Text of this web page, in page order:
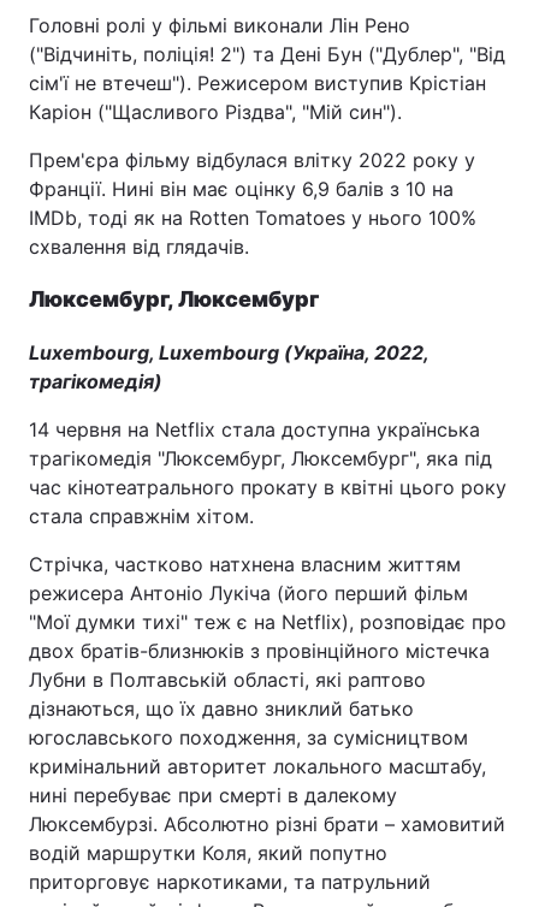
Головні ролі у фільмі виконали Лін Рено
("Відчиніть, поліція! 2") та Дені Бун ("Дублер", "Від
сім'ї не втечеш"). Режисером виступив Крістіан
Каріон ("Щасливого Різдва", "Мій син").
Прем'єра фільму відбулася влітку 2022 року у
Франції. Нині він має оцінку 6,9 балів з 10 на
IMDb, тоді як на Rotten Tomatoes у нього 100%
схвалення від глядачів.
Люксембург, Люксембург
Luxembourg, Luxembourg (Україна, 2022,
трагікомедія)
14 червня на Netflix стала доступна українська
трагікомедія "Люксембург, Люксембург", яка під
час кінотеатрального прокату в квітні цього року
стала справжнім хітом.
Стрічка, частково натхнена власним життям
режисера Антоніо Лукіча (його перший фільм
"Мої думки тихі" теж є на Netflix), розповідає про
двох братів-близнюків з провінційного містечка
Лубни в Полтавській області, які раптово
дізнаються, що їх давно зниклий батько
югославського походження, за сумісництвом
кримінальний авторитет локального масштабу,
нині перебуває при смерті в далекому
Люксембурзі. Абсолютно різні брати – хамовитий
водій маршрутки Коля, який попутно
приторговує наркотиками, та патрульний